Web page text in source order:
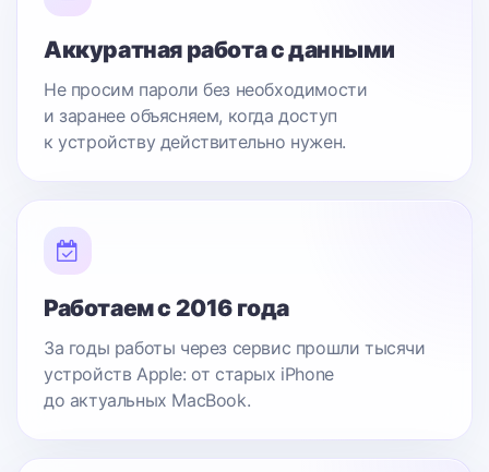
Аккуратная работа с данными
Не просим пароли без необходимости
и заранее объясняем, когда доступ
к устройству действительно нужен.
Работаем с 2016 года
За годы работы через сервис прошли тысячи
устройств Apple: от старых iPhone
до актуальных MacBook.